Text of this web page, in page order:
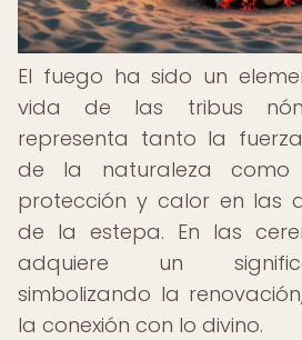
El fuego ha sido un
vida de las tribus
representa tanto la
de la naturaleza
protección y calor en las
de la estepa. En las
adquiere un
simbolizando la
la conexión con lo divino.